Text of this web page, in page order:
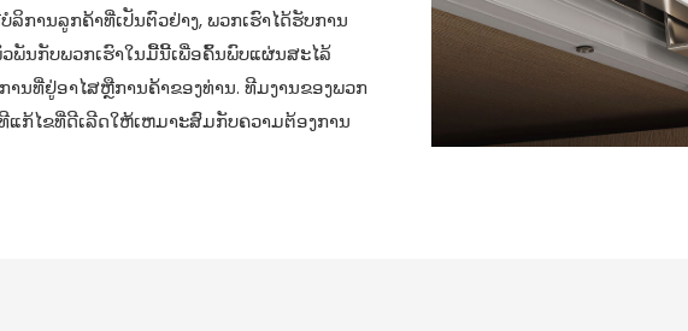
ການລູກຄ້າທີ່ເປັນຕົວຢ່າງ, ພວກເຮົາໄດ້ຮັບການ
ພັນກັບພວກເຮົາໃນມື້ນີ້ເພື່ອຄົ້ນພົບແຜ່ນສະໄລ້
ນທີ່ຢູ່ອາໄສຫຼືການຄ້າຂອງທ່ານ. ທີມງານຂອງພວກ
ກ້ໄຂທີ່ດີເລີດໃຫ້ເຫມາະສົມກັບຄວາມຕ້ອງການ